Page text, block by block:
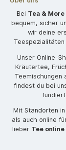
Bei Tea & More
bequem, sicher
wir deine
Teespezialitäten
Unser Online-
Kräutertee,
Teemischungen
findest du bei
Mit Standorten in
als auch online
lieber Tee